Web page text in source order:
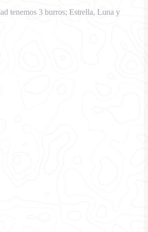
tenemos 3 burros; Estrella, Luna y